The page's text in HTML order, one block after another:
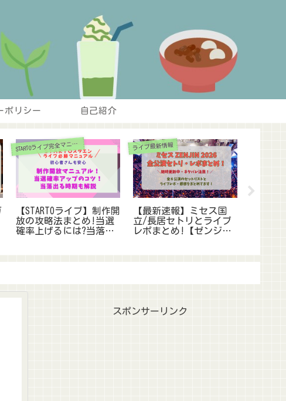
ポリシー 自己紹介
S
TARTOライブ完全マニュアル
【STARTOライブ】制作開
放の攻略法まとめ!当選
確率上げるには?当落い
ライブ最新情報
【最新速報】ミセス国
立/長居セトリとライブ
レポまとめ!【ゼンジン
スポンサーリンク